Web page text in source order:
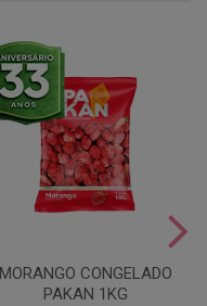
MORANGO CONGELADO
PAKAN 1KG